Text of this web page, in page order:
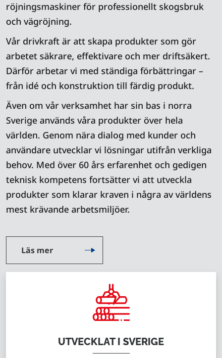
UTVECKLAT I SVERIGE
röjningsmaskiner för professionellt skogsbruk
och vägröjning.
Vår drivkraft är att skapa produkter som gör
arbetet säkrare, effektivare och mer driftsäkert.
Därför arbetar vi med ständiga förbättringar –
från idé och konstruktion till färdig produkt.
Även om vår verksamhet har sin bas i norra
Sverige används våra produkter över hela
världen. Genom nära dialog med kunder och
användare utvecklar vi lösningar utifrån verkliga
behov. Med över 60 års erfarenhet och gedigen
teknisk kompetens fortsätter vi att utveckla
produkter som klarar kraven i några av världens
mest krävande arbetsmiljöer.
Läs mer